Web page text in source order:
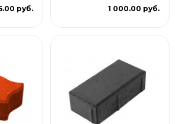
руб. 1 000.00 руб.